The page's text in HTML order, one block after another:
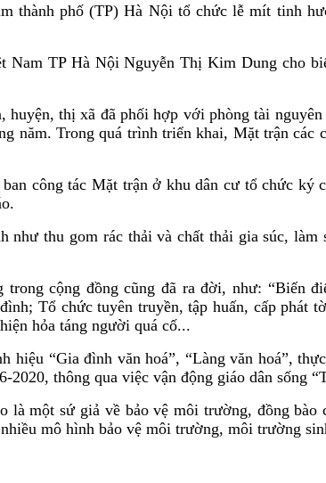
thành phố (TP) Hà Nội tổ chức lễ mít tinh
TP Hà Nội Nguyễn Thị Kim Dung cho
thị xã đã phối hợp với phòng tài
năm. Trong quá trình triển khai, Mặt trận các
công tác Mặt trận ở khu dân cư tổ chức
như thu gom rác thải và chất thải gia súc,
cộng đồng cũng đã ra đời, như: “Biến
Tổ chức tuyên truyền, tập huấn, cấp
hỏa táng người quá cố...
“Gia đình văn hoá”, “Làng văn hoá”,
thông qua việc vận động giáo dân sống
là một sứ giả về bảo vệ môi trường, đồng
mô hình bảo vệ môi trường, môi trường